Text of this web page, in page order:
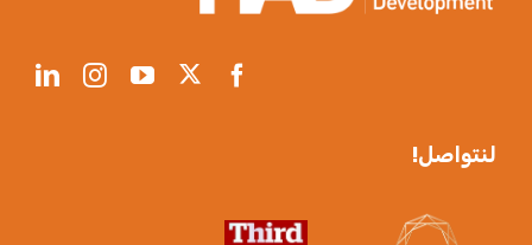
لنتواصل!